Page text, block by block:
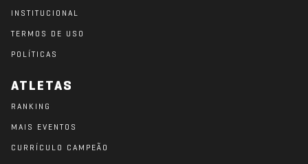
INSTITUCIONAL
TERMOS DE USO
POLÍTICAS
ATLETAS
RANKING
MAIS EVENTOS
CURRÍCULO CAMPEÃO